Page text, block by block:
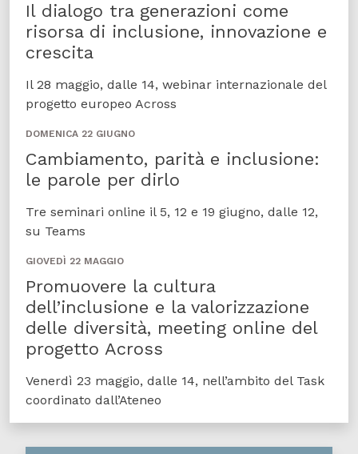
Il dialogo tra generazioni come
risorsa di inclusione, innovazione e
crescita
Il 28 maggio, dalle 14, webinar internazionale del
progetto europeo Across
DOMENICA 22 GIUGNO
Cambiamento, parità e inclusione:
le parole per dirlo
Tre seminari online il 5, 12 e 19 giugno, dalle 12,
su Teams
GIOVEDÌ 22 MAGGIO
Promuovere la cultura
dell’inclusione e la valorizzazione
delle diversità, meeting online del
progetto Across
Venerdì 23 maggio, dalle 14, nell’ambito del Task
coordinato dall’Ateneo